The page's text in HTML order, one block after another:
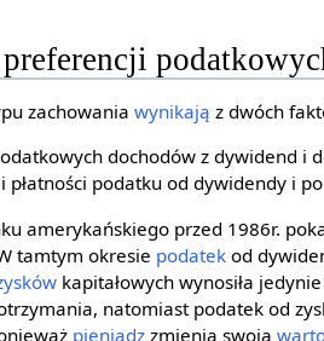
zachowaniawynikają z dwóch
dochodów z dywidend i
podatku od dywidendy i
amerykańskiego przed 1986r.
tamtym okresie podatek od
kapitałowych wynosiła
natomiast podatek od
pieniądz zmienia swoją